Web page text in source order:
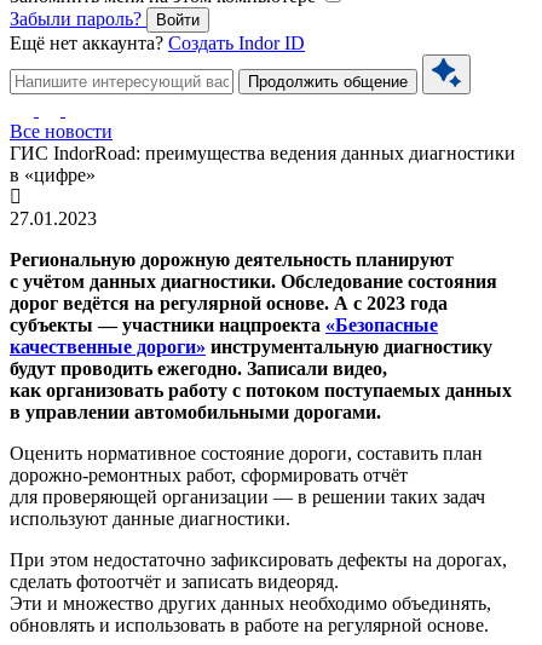
Забыли пароль?
Войти
Ещё нет аккаунта? Создать Indor ID
Продолжить общение
Все новости
ГИС IndorRoad: преимущества ведения данных диагностики
в «цифре»
27.01.2023
Региональную дорожную деятельность планируют
с учётом данных диагностики. Обследование состояния
дорог ведётся на регулярной основе. А с 2023 года
субъекты — участники нацпроекта «Безопасные
качественные дороги» инструментальную диагностику
будут проводить ежегодно. Записали видео,
как организовать работу с потоком поступаемых данных
в управлении автомобильными дорогами.
Оценить нормативное состояние дороги, составить план
дорожно-ремонтных работ, сформировать отчёт
для проверяющей организации — в решении таких задач
используют данные диагностики.
При этом недостаточно зафиксировать дефекты на дорогах,
сделать фотоотчёт и записать видеоряд.
Эти и множество других данных необходимо объединять,
обновлять и использовать в работе на регулярной основе.